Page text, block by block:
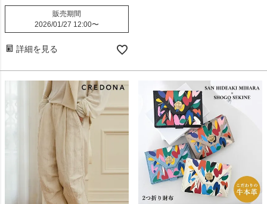
販売期間
2026/01/27 12:00〜
詳細を見る